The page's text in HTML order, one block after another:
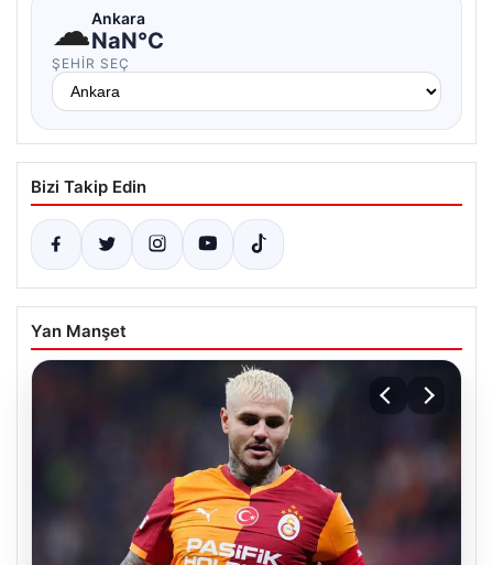
☁Ankara
NaN°C
ŞEHIR SEÇ
Bizi Takip Edin
Yan Manşet